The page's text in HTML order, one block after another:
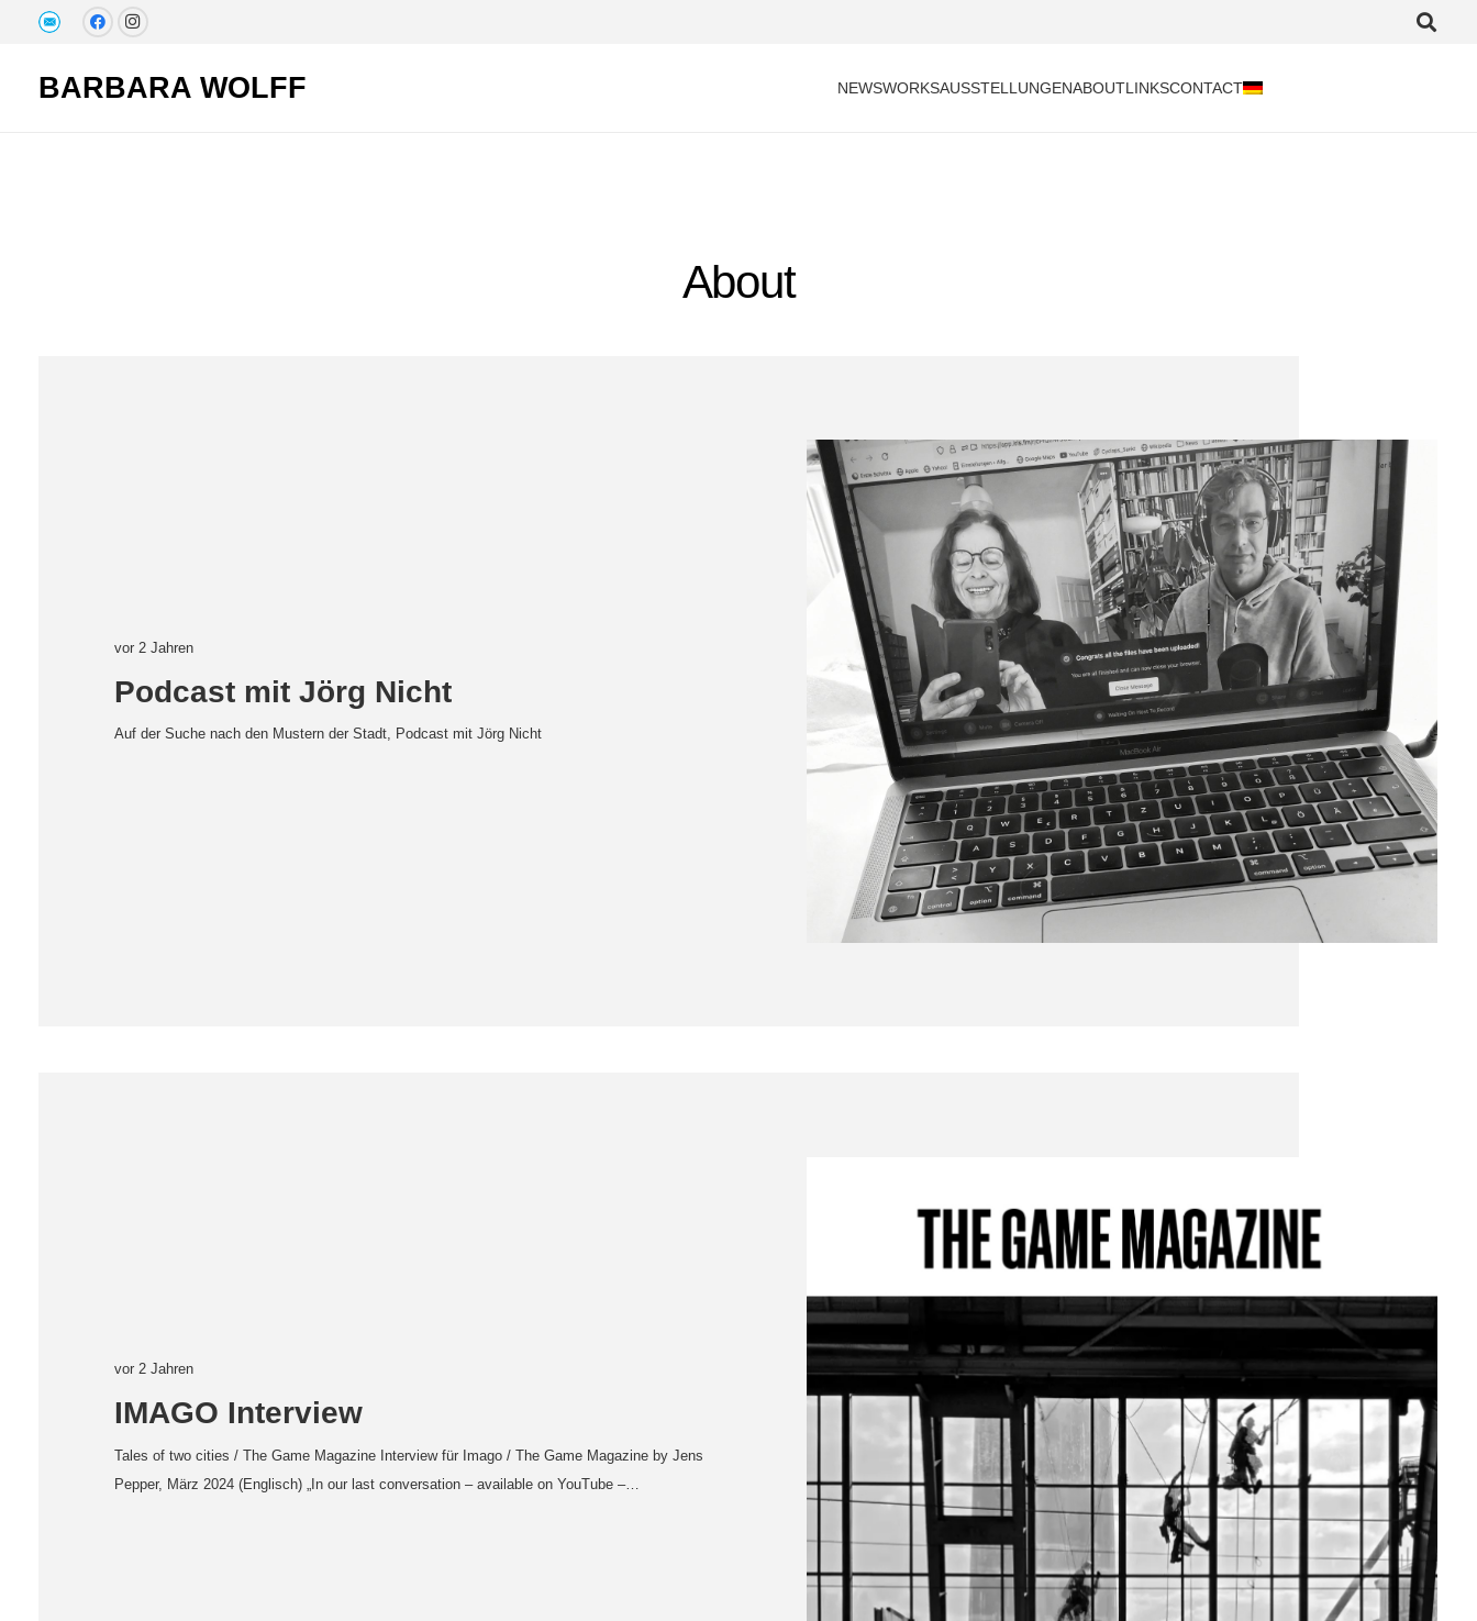
BARBARA WOLFF NEWSWORKSAUSSTELLUNGENABOUTLINKSCONTACT
About
vor 2 Jahren
Podcast mit Jörg Nicht
Auf der Suche nach den Mustern der Stadt, Podcast mit Jörg Nicht
vor 2 Jahren
IMAGO Interview
Tales of two cities / The Game Magazine Interview für Imago / The Game Magazine by Jens
Pepper, März 2024 (Englisch) „In our last conversation – available on YouTube –…